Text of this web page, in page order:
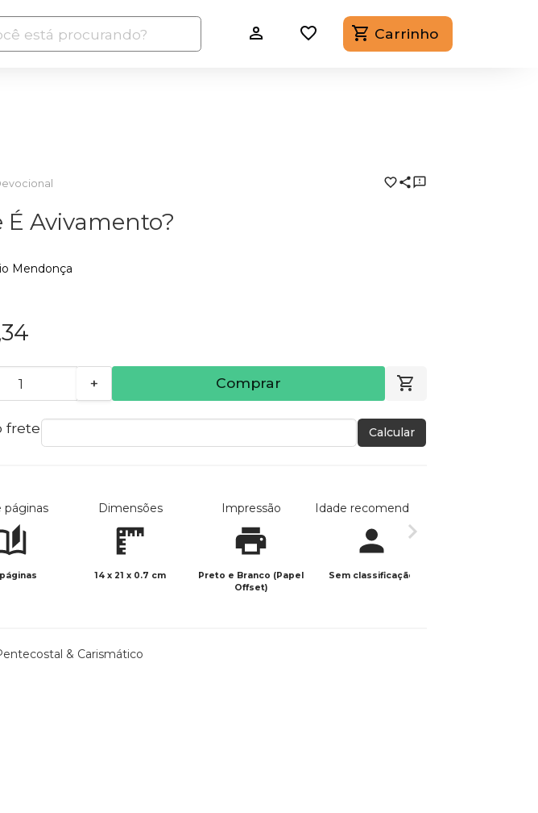
Carrinho
É Avivamento?
Mendonça
+ Comprar
frete Calcular
páginas Dimensões
14 x 21 x 0.7 cm
Impressão
Preto e Branco (Papel
Offset)
Idade recomendada
Sem classificação
& Carismático